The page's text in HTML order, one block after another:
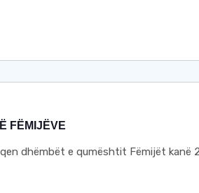
FËMIJËVE
dhëmbët e qumështit Fëmijët kanë